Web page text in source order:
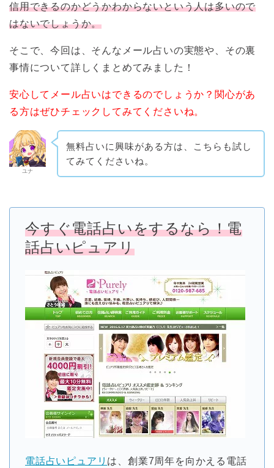
信用できるのかどうかわからないという人は多いので
はないでしょうか。
そこで、今回は、そんなメール占いの実態や、その裏
事情について詳しくまとめてみました！
安心してメール占いはできるのでしょうか？関心があ
る方はぜひチェックしてみてくださいね。
ユナ
無料占いに興味がある方は、こちらも試し
てみてくださいね。
今すぐ電話占いをするなら！電
話占いピュアリ
電話占いピュアリ は、創業7周年を向かえる電話